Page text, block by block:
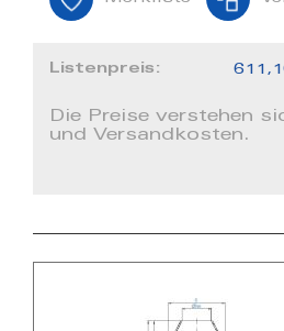
Listenpreis:
Die Preise verstehen
und Versandkosten.